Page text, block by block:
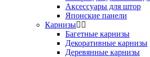
Аксессуары для штор
Японские панели
Карнизы
Багетные карнизы
Декоративные карнизы
Деревянные карнизы